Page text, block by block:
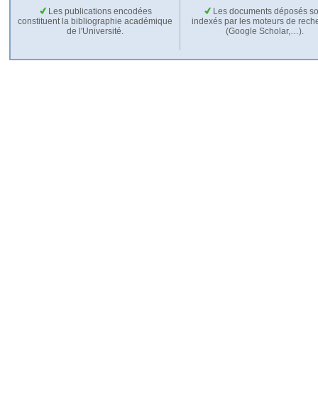
Les publications encodées
constituent la bibliographie académique
de l'Université.
Les documents déposés
indexés par les moteurs de
(Google Scholar,…).